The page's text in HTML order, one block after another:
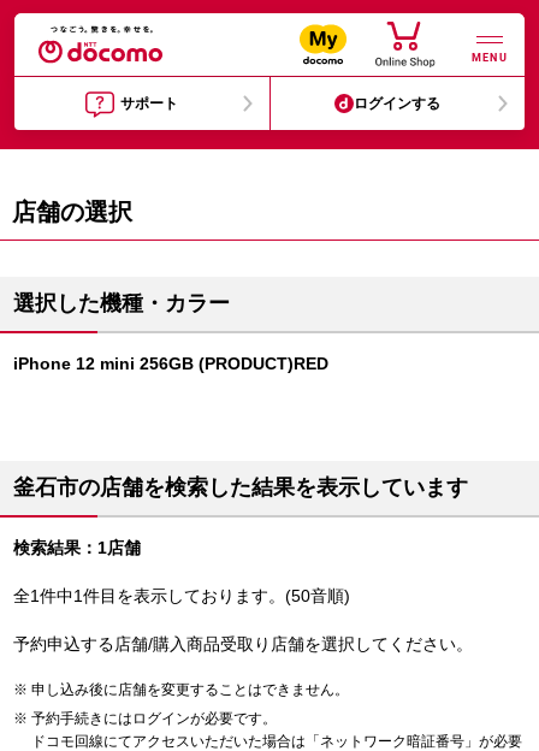
MENU
サポート ログインする
店舗の選択
選択した機種・カラー
iPhone 12 mini 256GB (PRODUCT)RED
釜石市の店舗を検索した結果を表示しています
検索結果：1店舗
全1件中1件目を表示しております。(50音順)
予約申込する店舗/購入商品受取り店舗を選択してください。
申し込み後に店舗を変更することはできません。
予約手続きにはログインが必要です。
ドコモ回線にてアクセスいただいた場合は「ネットワーク暗証番号」が必要